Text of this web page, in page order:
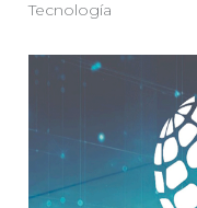
Tecnología